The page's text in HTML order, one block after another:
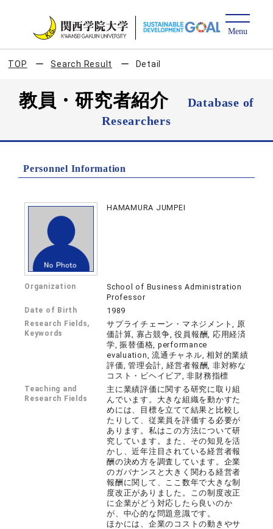
TOP Search Result Detail
教員・研究者紹介
Database of
Researchers
Personnel Information
HAMAMURA JUMPEI
Organization
School of Business Administration
Professor
Date of Birth 1989
Research Fields,
Keywords
サプライチェーン・マネジメント, 原
価計算, 寡占競争, 役員報酬, 応用経済
学, 振替価格, performance
evaluation, 流通チャネル, 相対的業績
評価, 管理会計, 経営者報酬, 非対称な
コスト・ビヘイビア, 非財務指標
Teaching and
Research Fields
主に業績評価に関する研究に取り組
んでいます。大きな組織を動かすた
めには、目標を立てて結果と比較し
たりして、従業員を評価する必要が
あります。私はこの方法について研
究しています。また、その知見を活
かし、近年注目されている経営者報
酬の決め方を調査しています。企業
のガバナンスと大きく関わる経営者
報酬に関して、ここ数年で大きな制
度改正がありました。この制度改正
に企業がどう対応したら良いのか
が、中心的な問題意識です。
ほかには、企業のコストの動きやサ